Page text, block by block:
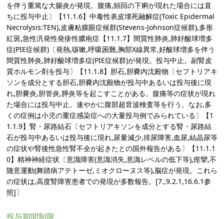
を伴う重篤な大腸炎が発現。腹痛,頻回の下痢が現れた場合には直
ちに投与中止〕【11.1.6】中毒性表皮壊死融解症(Toxic Epidermal
Necrolysis:TEN),皮膚粘膜眼症候群(Stevens-Johnson症候群),多形
紅斑,急性汎発性発疹性膿疱症【11.1.7】間質性肺炎,肺好酸球増多
症(PIE症候群)〔発熱,咳嗽,呼吸困難,胸部X線異常,好酸球増多を伴う
間質性肺炎,肺好酸球増多症(PIE症候群)が発現。投与中止。副腎皮
質ホルモン剤を投与〕【11.1.8】胆石,胆嚢内沈殿物〔セフトリアキ
ソンを成分とする胆石,胆嚢内沈殿物が投与中あるいは投与後に現
れ,胆嚢炎,胆管炎,膵炎等を起こすことがある。腹痛等の症状が現れ
た場合には投与中止。速やかに腹部超音波検査等を行う。なお,多
くの症例は小児の重症感染症への大量投与例でみられている〕【1
1.1.9】腎・尿路結石〔セフトリアキソンを成分とする腎・尿路結
石が投与中あるいは投与後に現れ,尿量減少,排尿障害,血尿,結晶尿等
の症状や腎後性急性腎不全が起きたとの国外報告がある〕【11.1.1
0】精神神経症状〔意識障害(意識消失,意識レベルの低下等),痙攣,不
随意運動(舞踏病アテトーゼ,ミオクローヌス等),脳症が発現。これら
の症状は,高度腎障害患者での発現が多数報告。[7.,9.2.1,16.6.1参
照]〕
投与期間制限